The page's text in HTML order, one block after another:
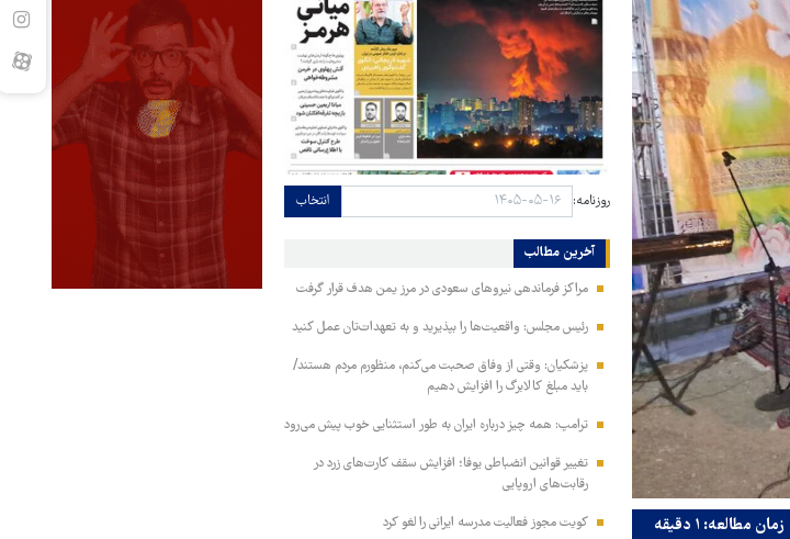
زمان مطالعه: ۱ دقیقه
روزنامه: انتخاب
آخرین مطالب
مراکز فرماندهی نیروهای سعودی در مرز یمن هدف قرار گرفت
رئیس مجلس: واقعیت‌ها را بپذیرید و به تعهدات‌تان عمل کنید
پزشکیان: وقتی از وفاق صحبت می‌کنم، منظورم مردم هستند/
باید مبلغ کالابرگ را افزایش دهیم
ترامپ: همه چیز درباره ایران به طور استثنایی خوب پیش می‌رود
تغییر قوانین انضباطی یوفا؛ افزایش سقف کارت‌های زرد در
رقابت‌های اروپایی
کویت مجوز فعالیت مدرسه ایرانی را لغو کرد